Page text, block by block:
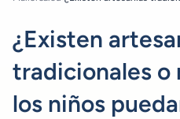
¿Existen
tradicionales o
los niños